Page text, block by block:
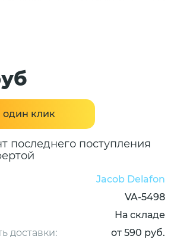
один клик
последнего поступления
Jacob Delafon
VA-5498
На складе
доставки:
от 590 руб.